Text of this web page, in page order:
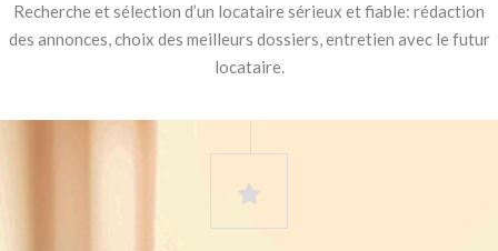
Recherche et sélection d’un locataire sérieux et fiable: rédaction
des annonces, choix des meilleurs dossiers, entretien avec le futur
locataire.